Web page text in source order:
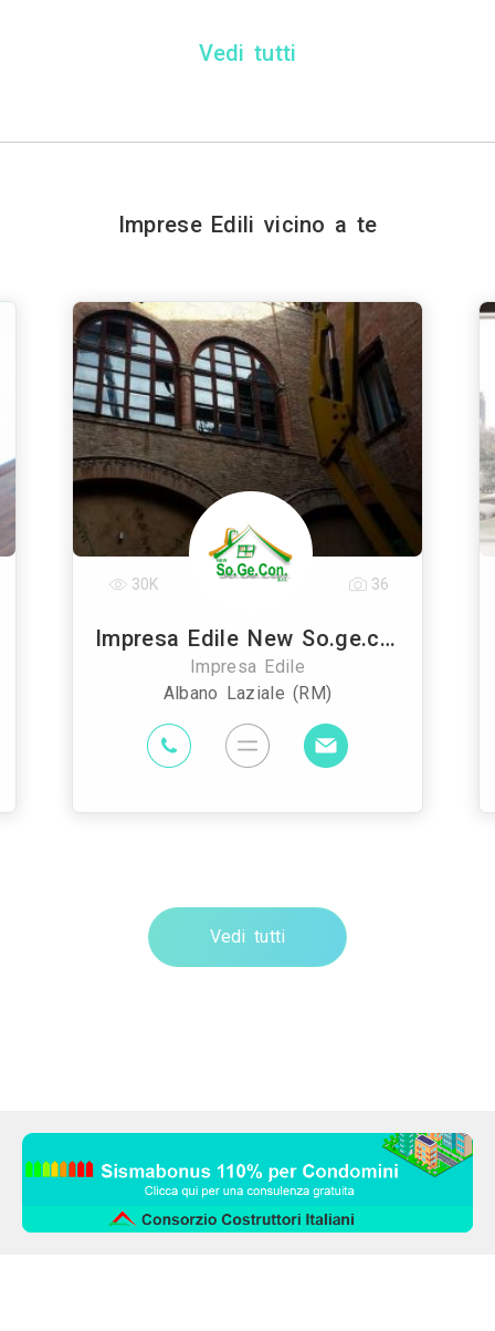
Vedi tutti
Imprese Edili vicino a te
Impresa Edile New So.ge.con. Srl
Impresa Edile
Albano Laziale (RM)
30K 36
Vedi tutti